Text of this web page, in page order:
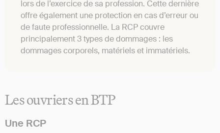
lors de l’exercice de sa profession. Cette dernière
offre également une protection en cas d’erreur ou
de faute professionnelle. La RCP couvre
principalement 3 types de dommages : les
dommages corporels, matériels et immatériels.
Les ouvriers en BTP
Une RCP